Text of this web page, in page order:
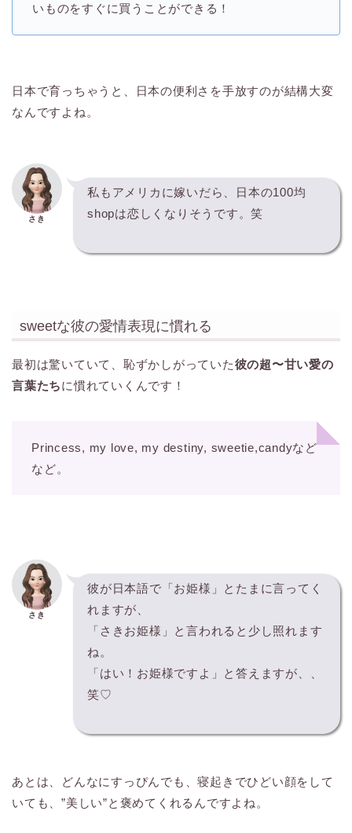
いものをすぐに買うことができる！
日本で育っちゃうと、日本の便利さを手放すのが結構大変
なんですよね。
さき
私もアメリカに嫁いだら、日本の100均
shopは恋しくなりそうです。笑
sweetな彼の愛情表現に慣れる
最初は驚いていて、恥ずかしがっていた彼の超〜甘い愛の
言葉たちに慣れていくんです！
Princess, my love, my destiny, sweetie,candyなど
など。
さき
彼が日本語で「お姫様」とたまに言ってく
れますが、
「さきお姫様」と言われると少し照れます
ね。
「はい！お姫様ですよ」と答えますが、、
笑♡
あとは、どんなにすっぴんでも、寝起きでひどい顔をして
いても、”美しい”と褒めてくれるんですよね。